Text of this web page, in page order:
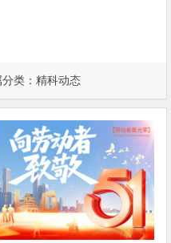
类：精科动态